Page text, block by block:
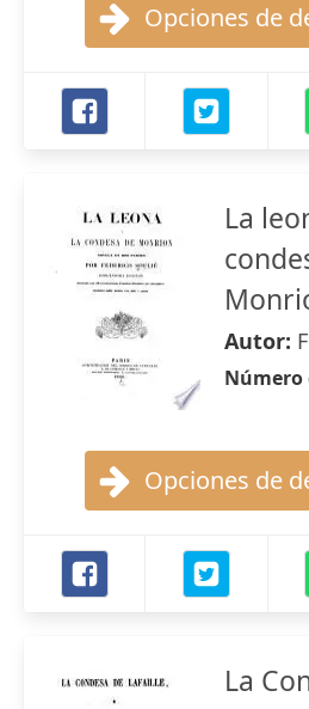
Opciones de
La
Autor:
Número
Opciones de
La